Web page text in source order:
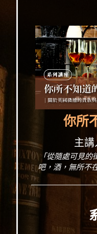
你所
主講
「從隨處可見的
吧，酒，無所不